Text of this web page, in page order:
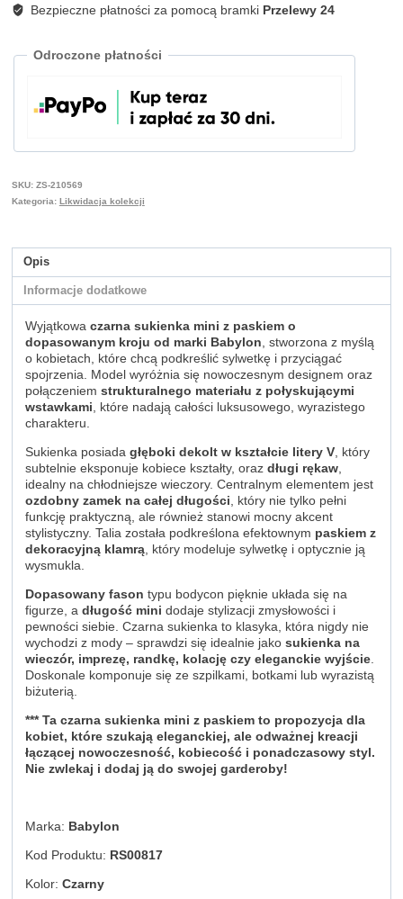
RS00817
Bezpieczne płatności za pomocą bramki Przelewy 24
Odroczone płatności
SKU: ZS-210569
Kategoria: Likwidacja kolekcji
Opis
Informacje dodatkowe
Wyjątkowa czarna sukienka mini z paskiem o
dopasowanym kroju od marki Babylon , stworzona z myślą
o kobietach, które chcą podkreślić sylwetkę i przyciągać
spojrzenia. Model wyróżnia się nowoczesnym designem oraz
połączeniem strukturalnego materiału z połyskującymi
wstawkami , które nadają całości luksusowego, wyrazistego
charakteru.
Sukienka posiada głęboki dekolt w kształcie litery V, który
subtelnie eksponuje kobiece kształty, oraz długi rękaw,
idealny na chłodniejsze wieczory. Centralnym elementem jest
ozdobny zamek na całej długości , który nie tylko pełni
funkcję praktyczną, ale również stanowi mocny akcent
stylistyczny. Talia została podkreślona efektownym paskiem z
dekoracyjną klamrą, który modeluje sylwetkę i optycznie ją
wysmukla.
Dopasowany fason typu bodycon pięknie układa się na
figurze, a długość mini dodaje stylizacji zmysłowości i
pewności siebie. Czarna sukienka to klasyka, która nigdy nie
wychodzi z mody – sprawdzi się idealnie jako sukienka na
wieczór, imprezę, randkę, kolację czy eleganckie wyjście.
Doskonale komponuje się ze szpilkami, botkami lub wyrazistą
biżuterią.
*** Ta czarna sukienka mini z paskiem to propozycja dla
kobiet, które szukają eleganckiej, ale odważnej kreacji
łączącej nowoczesność, kobiecość i ponadczasowy styl.
Nie zwlekaj i dodaj ją do swojej garderoby!
Marka: Babylon
Kod Produktu: RS00817
Kolor: Czarny